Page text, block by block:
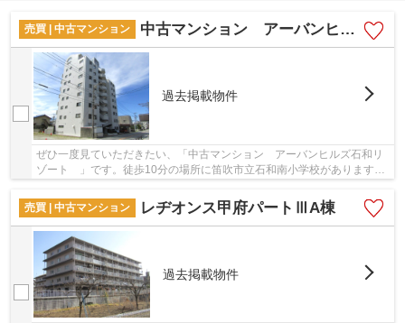
売買 | 中古マンション 中古マンション アーバンヒルズ石和リゾート
過去掲載物件
ぜひ一度見ていただきたい、「中古マンション アーバンヒルズ石和リ
ゾート 」です。徒歩10分の場所に笛吹市立石和南小学校があります。
売買 | 中古マンション
レヂオンス甲府パートⅢA棟
過去掲載物件